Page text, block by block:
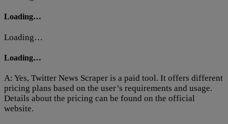
Loading…
Loading…
Loading…
A: Yes, Twitter News Scraper is a paid tool. It offers different
pricing plans based on the user’s requirements and usage.
Details about the pricing can be found on the official
website.